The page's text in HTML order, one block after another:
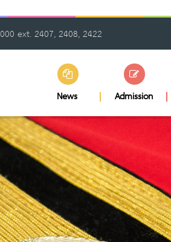
ext. 2407, 2408, 2422
News Admission